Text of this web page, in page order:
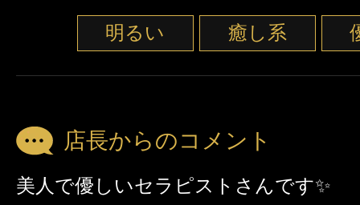
明るい 癒し系
店長からのコメント
美人で優しいセラピストさんです✨